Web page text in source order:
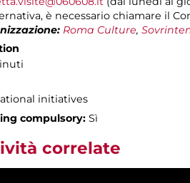
è necessario chiamare il
Roma Culture,
initiatives
compulsory: Sì
correlate